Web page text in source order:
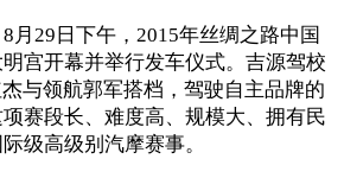
日下午，2015年丝绸之路中国
宫开幕并举行发车仪式。吉源驾校
与领航郭军搭档，驾驶自主品牌的
赛段长、难度高、规模大、拥有民
级高级别汽摩赛事。